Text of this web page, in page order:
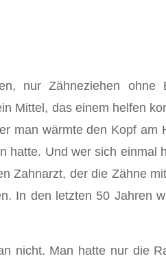
nur Zähneziehen ohne
Mittel, das einem helfen
man wärmte den Kopf am
hatte. Und wer sich einmal
Zahnarzt, der die Zähne
In den letzten 50 Jahren
nicht. Man hatte nur die